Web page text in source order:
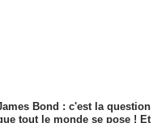
Bond : c'est la question
tout le monde se pose ! Et